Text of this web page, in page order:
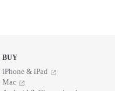
BUY
iPhone & iPad
Mac